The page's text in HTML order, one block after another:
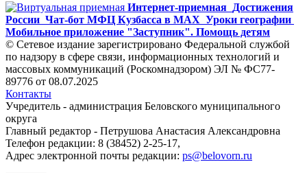
Интернет-приемная Достижения
России Чат-бот МФЦ Кузбасса в MAX Уроки географии
Мобильное приложение "Заступник". Помощь детям
© Сетевое издание зарегистрировано Федеральной службой
по надзору в сфере связи, информационных технологий и
массовых коммуникаций (Роскомнадзором) ЭЛ № ФС77-
89776 от 08.07.2025
Контакты
Учредитель - администрация Беловского муниципального
округа
Главный редактор - Петрушова Анастасия Александровна
Телефон редакции: 8 (38452) 2-25-17,
Адрес электронной почты редакции: ps@belovorn.ru